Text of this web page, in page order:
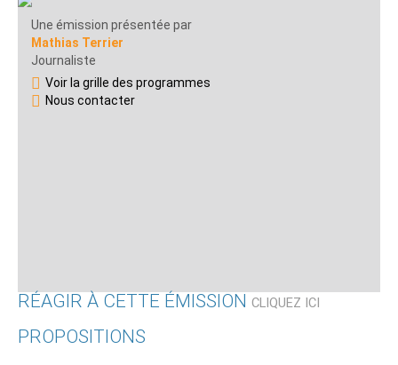
Une émission présentée par
Mathias Terrier
Journaliste
Voir la grille des programmes
Nous contacter
RÉAGIR À CETTE ÉMISSION CLIQUEZ ICI
PROPOSITIONS